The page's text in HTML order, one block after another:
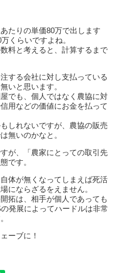
たりの単価80万で出します
くらいですよね。
料と考えると、計算するまで
する会社に対し支払っている
いと思います。
でも、個人ではなく農協に対
用などの価値にお金を払って
しれないですが、農協の販売
無いのかなと。
が、「農家にとっての取引先
です。
体が無くなってしまえば死活
にならざるをえません。
拓は、相手が個人であっても
発展によってハードルは非常
ーブに！